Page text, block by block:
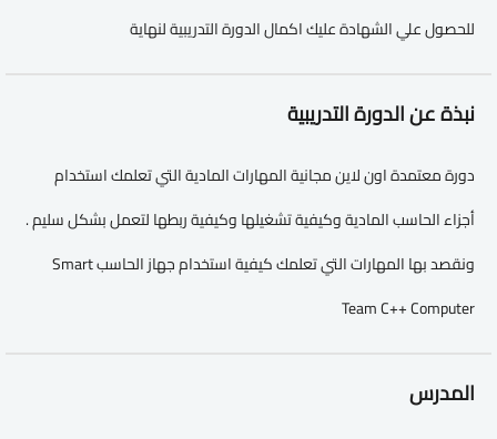
للحصول علي الشهادة عليك اكمال الدورة التدريبية لنهاية
نبذة عن الدورة التدريبية
دورة معتمدة اون لاين مجانية المهارات المادية التي تعلمك استخدام
أجزاء الحاسب المادية وكيفية تشغيلها وكيفية ربطها لتعمل بشكل سليم .
ونقصد بها المهارات التي تعلمك كيفية استخدام جهاز الحاسب Smart
Team C++ Computer
المدرس